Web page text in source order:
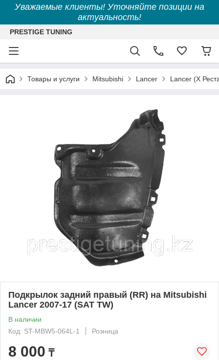
Уважаемые клиенты! Уточняйте позиции на
актуальность!
PRESTIGE TUNING
Товары и услуги Mitsubishi Lancer Lancer (X
Подкрылок задний правый (RR) на Mitsubishi
Lancer 2007-17 (SAT TW)
В наличии
Код: ST-MBW5-064L-1
Розница
8 000 ₸